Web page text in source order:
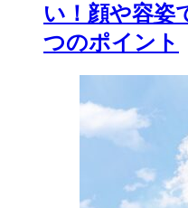
い！顔や容姿
つのポイント